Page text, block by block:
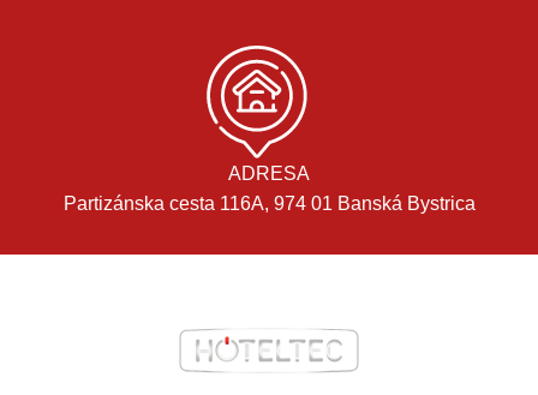
ADRESA
Partizánska cesta 116A, 974 01 Banská Bystrica